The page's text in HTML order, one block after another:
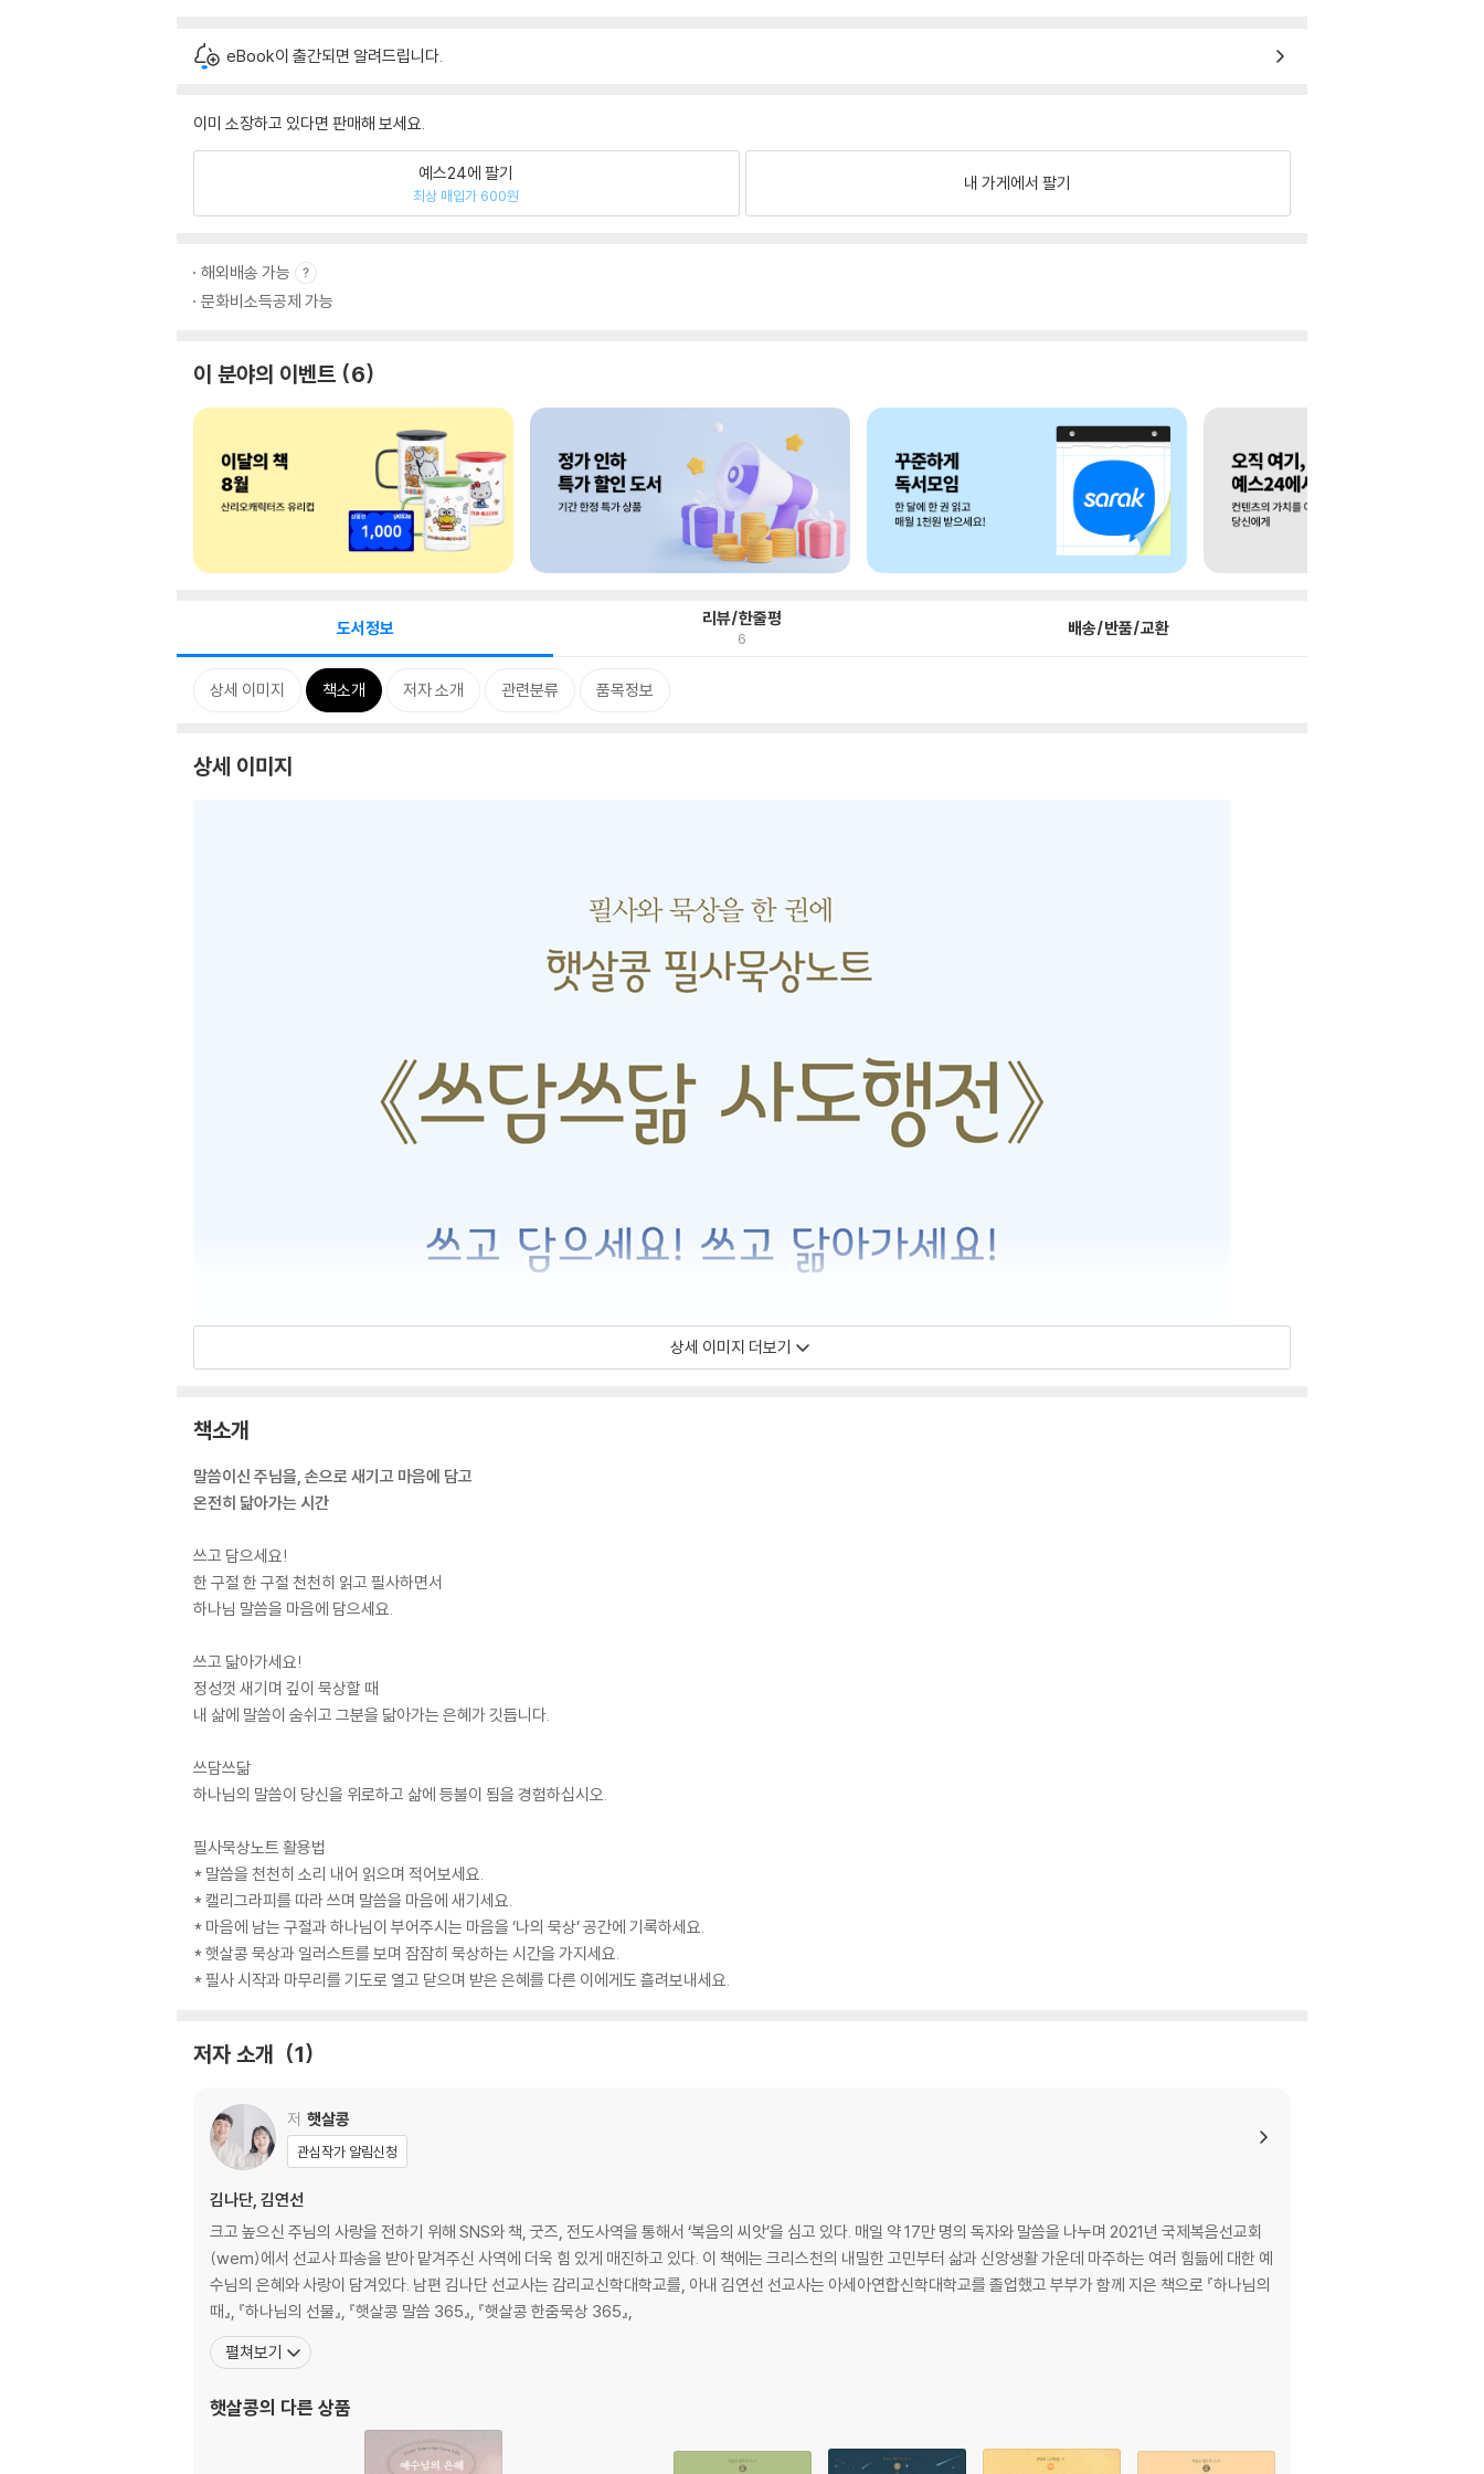
eBook이 출간되면 알려드립니다.
이미 소장하고 있다면 판매해 보세요.
예스24에 팔기
최상 매입가 600원
내 가게에서 팔기
해외배송 가능
문화비소득공제 가능
이 분야의 이벤트 6
도서정보 리뷰/한줄평
6 배송/반품/교환
상세 이미지 책소개 저자 소개 관련분류 품목정보
상세 이미지
상세 이미지 더보기
책소개
말씀이신 주님을, 손으로 새기고 마음에 담고
온전히 닮아가는 시간
쓰고 담으세요!
한 구절 한 구절 천천히 읽고 필사하면서
하나님 말씀을 마음에 담으세요.
쓰고 닮아가세요!
정성껏 새기며 깊이 묵상할 때
내 삶에 말씀이 숨쉬고 그분을 닮아가는 은혜가 깃듭니다.
쓰담쓰닮
하나님의 말씀이 당신을 위로하고 삶에 등불이 됨을 경험하십시오.
필사묵상노트 활용법
* 말씀을 천천히 소리 내어 읽으며 적어보세요.
* 캘리그라피를 따라 쓰며 말씀을 마음에 새기세요.
* 마음에 남는 구절과 하나님이 부어주시는 마음을 ‘나의 묵상’ 공간에 기록하세요.
* 햇살콩 묵상과 일러스트를 보며 잠잠히 묵상하는 시간을 가지세요.
* 필사 시작과 마무리를 기도로 열고 닫으며 받은 은혜를 다른 이에게도 흘려보내세요.
저자 소개 1
저 햇살콩
관심작가 알림신청
김나단, 김연선
크고 높으신 주님의 사랑을 전하기 위해 SNS와 책, 굿즈, 전도사역을 통해서 ‘복음의 씨앗’을 심고 있다. 매일 약 17만 명의 독자와 말씀을 나누며 2021년 국제복음선교회
(wem)에서 선교사 파송을 받아 맡겨주신 사역에 더욱 힘 있게 매진하고 있다. 이 책에는 크리스천의 내밀한 고민부터 삶과 신앙생활 가운데 마주하는 여러 힘듦에 대한 예
수님의 은혜와 사랑이 담겨있다. 남편 김나단 선교사는 감리교신학대학교를, 아내 김연선 선교사는 아세아연합신학대학교를 졸업했고 부부가 함께 지은 책으로 『하나님의
때』, 『하나님의 선물』, 『햇살콩 말씀 365』, 『햇살콩 한줌묵상 365』,
펼쳐보기
햇살콩의 다른 상품